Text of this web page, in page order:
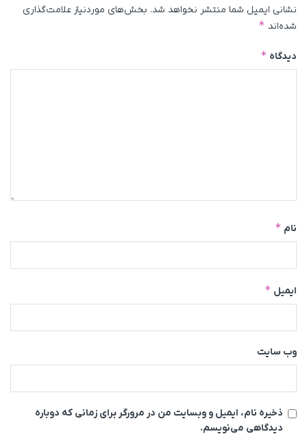
نشانی ایمیل شما منتشر نخواهد شد. بخش‌های موردنیاز علامت‌گذاری
شده‌اند *
دیدگاه *
نام *
ایمیل *
وب‌ سایت
ذخیره نام، ایمیل و وبسایت من در مرورگر برای زمانی که دوباره
دیدگاهی می‌نویسم.